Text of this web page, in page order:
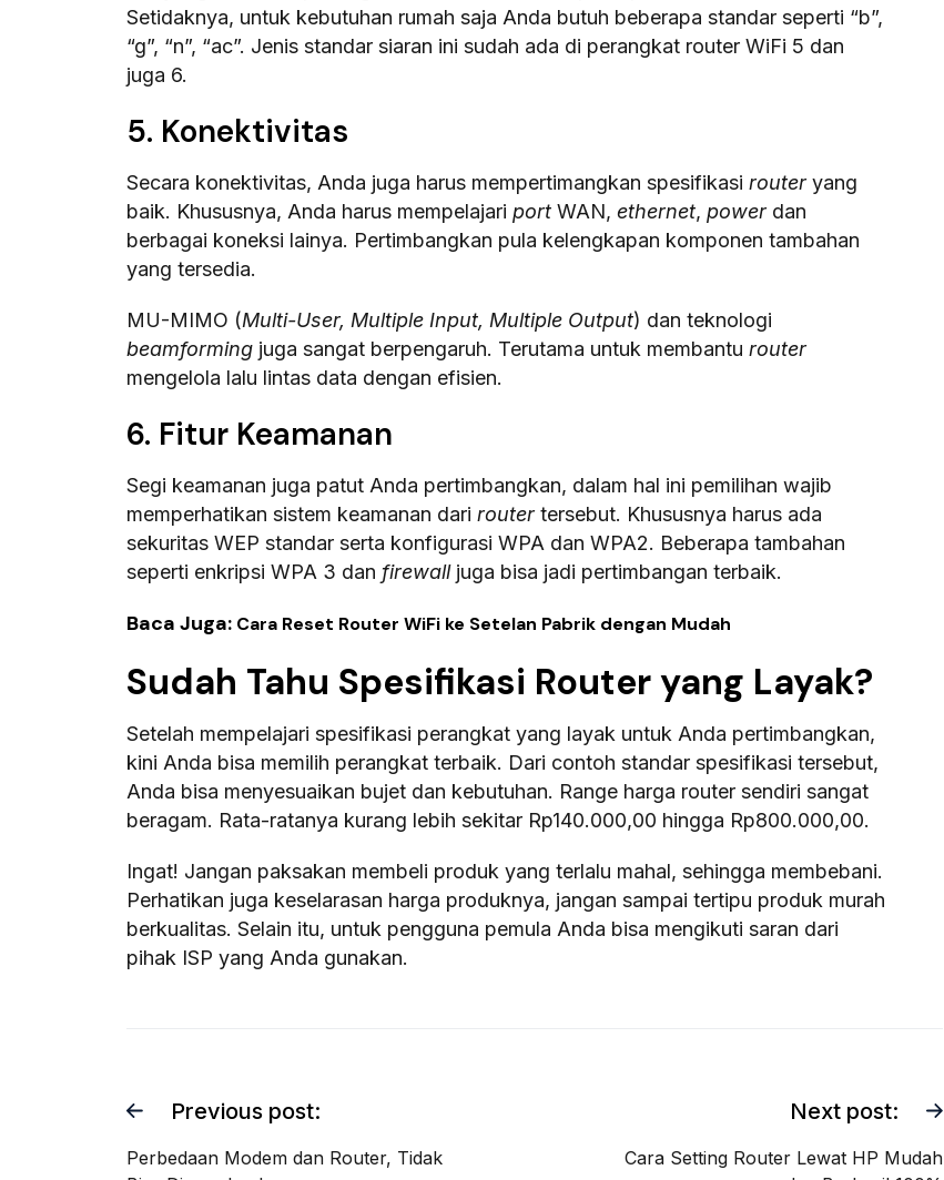
Setidaknya, untuk kebutuhan rumah saja Anda butuh beberapa standar seperti “b”,
“g”, “n”, “ac”. Jenis standar siaran ini sudah ada di perangkat router WiFi 5 dan
juga 6.
5. Konektivitas
Secara konektivitas, Anda juga harus mempertimangkan spesifikasi routeryang
baik. Khususnya, Anda harus mempelajari port WAN, ethernet, powerdan
berbagai koneksi lainya. Pertimbangkan pula kelengkapan komponen tambahan
yang tersedia.
MU-MIMO (Multi-User, Multiple Input, Multiple Output) dan teknologi
beamforming juga sangat berpengaruh. Terutama untuk membantu router
mengelola lalu lintas data dengan efisien.
6. Fitur Keamanan
Segi keamanan juga patut Anda pertimbangkan, dalam hal ini pemilihan wajib
memperhatikan sistem keamanan dari routertersebut. Khususnya harus ada
sekuritas WEP standar serta konfigurasi WPA dan WPA2. Beberapa tambahan
seperti enkripsi WPA 3 dan firewalljuga bisa jadi pertimbangan terbaik.
Baca Juga: Cara Reset Router WiFi ke Setelan Pabrik dengan Mudah
Sudah Tahu Spesifikasi Router yang Layak?
Setelah mempelajari spesifikasi perangkat yang layak untuk Anda pertimbangkan,
kini Anda bisa memilih perangkat terbaik. Dari contoh standar spesifikasi tersebut,
Anda bisa menyesuaikan bujet dan kebutuhan. Range harga router sendiri sangat
beragam. Rata-ratanya kurang lebih sekitar Rp140.000,00 hingga Rp800.000,00.
Ingat! Jangan paksakan membeli produk yang terlalu mahal, sehingga membebani.
Perhatikan juga keselarasan harga produknya, jangan sampai tertipu produk murah
berkualitas. Selain itu, untuk pengguna pemula Anda bisa mengikuti saran dari
pihak ISP yang Anda gunakan.
Previous post:
Perbedaan Modem dan Router, Tidak
Next post:
Cara Setting Router Lewat HP Mudah